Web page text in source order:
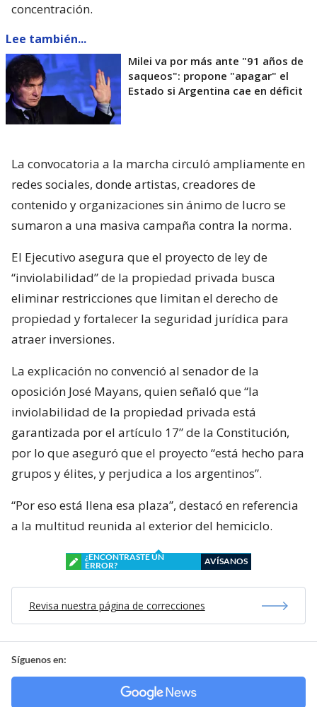
concentración.
Lee también...
Milei va por más ante "91 años de
saqueos": propone "apagar" el
Estado si Argentina cae en déficit
La convocatoria a la marcha circuló ampliamente en
redes sociales, donde artistas, creadores de
contenido y organizaciones sin ánimo de lucro se
sumaron a una masiva campaña contra la norma.
El Ejecutivo asegura que el proyecto de ley de
“inviolabilidad” de la propiedad privada busca
eliminar restricciones que limitan el derecho de
propiedad y fortalecer la seguridad jurídica para
atraer inversiones.
La explicación no convenció al senador de la
oposición José Mayans, quien señaló que “la
inviolabilidad de la propiedad privada está
garantizada por el artículo 17” de la Constitución,
por lo que aseguró que el proyecto “está hecho para
grupos y élites, y perjudica a los argentinos”.
“Por eso está llena esa plaza”, destacó en referencia
a la multitud reunida al exterior del hemiciclo.
¿ENCONTRASTE UN
ERROR?
AVÍSANOS
Revisa nuestra página de correcciones
Síguenos en: